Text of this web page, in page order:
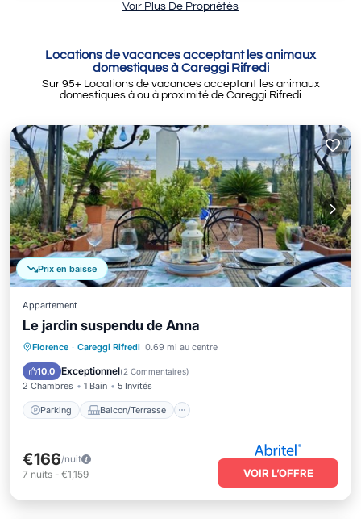
Voir Plus De Propriétés
Locations de vacances acceptant les animaux
domestiques à Careggi Rifredi
Sur 95+ Locations de vacances acceptant les animaux
domestiques à ou à proximité de Careggi Rifredi
Prix en baisse
Appartement
Le jardin suspendu de Anna
Florence · Careggi Rifredi 0.69 mi au centre
10.0 Exceptionnel(2 Commentaires)
2 Chambres 1 Bain 5 Invités
Parking Balcon/Terrasse
Parking Balcon/Terrasse
Climatisation
€166/nuit
7 nuits - €1,159 VOIR L’OFFRE